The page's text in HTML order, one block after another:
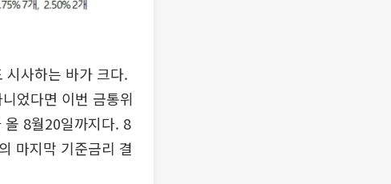
시사하는 바가 크다.
었다면 이번 금통위
8월20일까지다. 8
마지막 기준금리 결